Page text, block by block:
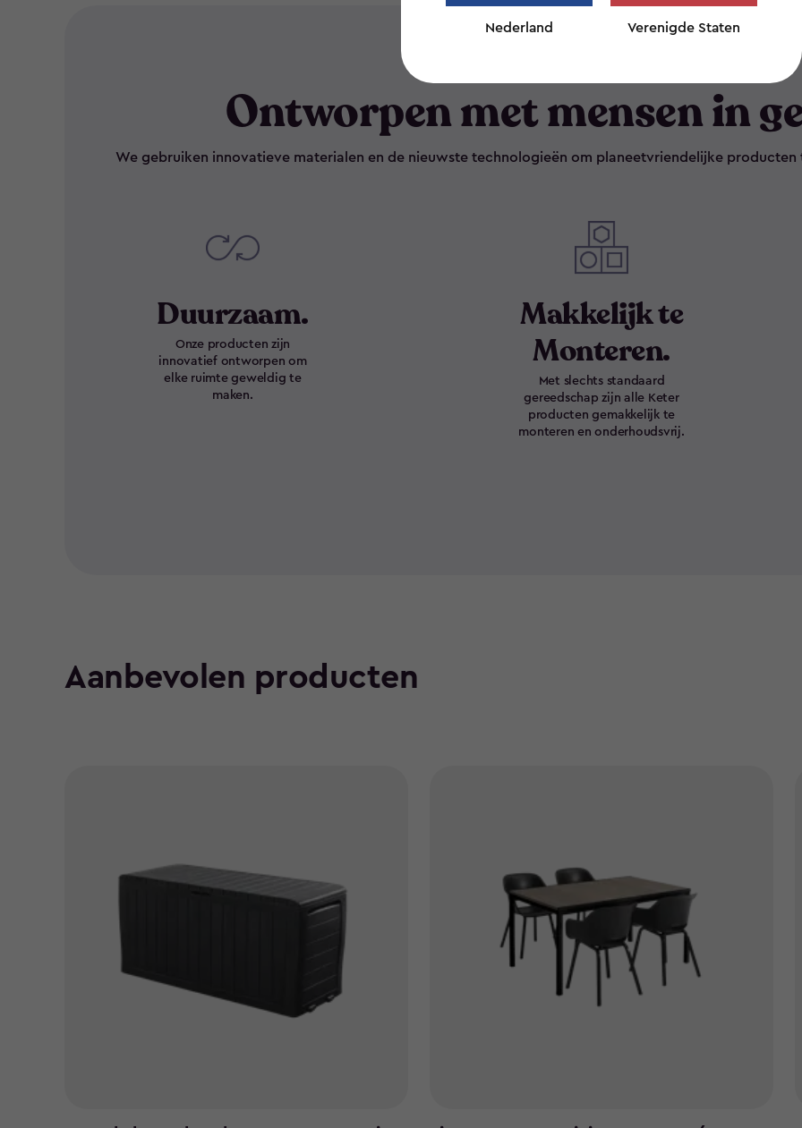
Nederland Verenigde Staten
Ontworpen met mensen in
We gebruiken innovatieve materialen en de nieuwste technologieën om planeetvriendelijke
Duurzaam.
Onze producten zijn
innovatief ontworpen om
elke ruimte geweldig te
maken.
Makkelijk te
Monteren.
Met slechts standaard
gereedschap zijn alle Keter
producten gemakkelijk te
monteren en onderhoudsvrij.
Aanbevolen producten